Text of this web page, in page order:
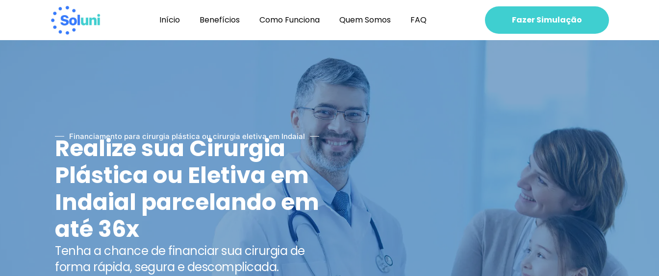
Início Benefícios Como Funciona Quem Somos FAQ Fazer Simulação
Financiamento para cirurgia plástica ou cirurgia eletiva em Indaial
Realize sua Cirurgia
Plástica ou Eletiva em
Indaial parcelando em
até 36x
Tenha a chance de financiar sua cirurgia de
forma rápida, segura e descomplicada.